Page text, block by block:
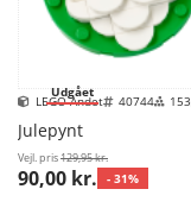
Udgået
LEGO Andet 40744 153
Julepynt
Vejl. pris129,95 kr.
90,00 kr. - 31%